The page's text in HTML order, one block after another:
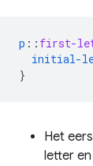
p :: first-
initial-
}
Het
letter